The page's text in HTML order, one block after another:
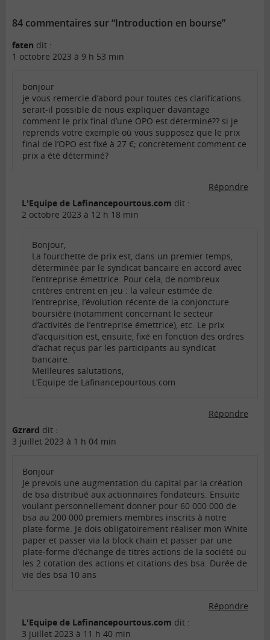
84 commentaires sur “Introduction en bourse”
faten dit :
1 octobre 2023 à 9 h 53 min
bonjour
je vous remercie d’abord pour toutes ces clarifications.
serait-il possible de nous expliquer davantage
comment le prix final d’une OPO est déterminé?? si je
reprends votre exemple où vous supposez que le prix
final de l’OPO est fixé à 27 €; concrètement comment ce
prix a été déterminé?
Répondre
L'Equipe de Lafinancepourtous.com dit :
2 octobre 2023 à 12 h 18 min
Bonjour,
La fourchette de prix est, dans un premier temps,
déterminée par le syndicat bancaire en accord avec
l’entreprise émettrice. Pour cela, de nombreux
critères entrent en jeu : la valeur estimée de
l’entreprise, l’évolution récente de la conjoncture
boursière (notamment concernant le secteur
d’activités de l’entreprise émettrice), etc. Le prix
d’acquisition est, ensuite, fixé en fonction des ordres
d’achat reçus par les participants au syndicat
bancaire.
Meilleures salutations,
L’Equipe de Lafinancepourtous.com
Répondre
Gzrard dit :
3 juillet 2023 à 1 h 04 min
Bonjour
Je prevois une augmentation du capital par la création
de bsa distribué aux actionnaires fondateurs. Ensuite
voulant personnellement donner pour 60 000 000 de
bsa au 200 000 premiers membres inscrits à notre
plate-forme. Je dois obligatoirement réaliser mon White
paper et passer via la block chain et passer par une
plate-forme d’échange de titres actions de la société ou
les 2 cotation des actions et citations des bsa. Durée de
vie des bsa 10 ans
Répondre
L'Equipe de Lafinancepourtous.com dit :
3 juillet 2023 à 11 h 40 min